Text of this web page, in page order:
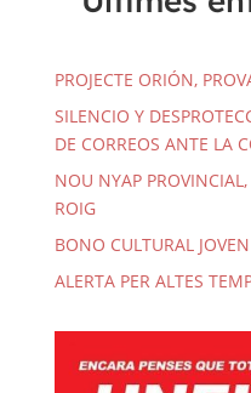
PROJECTE ORIÓN,
SILENCIO Y
DE CORREOS ANTE LA
NOU NYAP
ROIG
BONO CULTURAL
ALERTA PER ALTES